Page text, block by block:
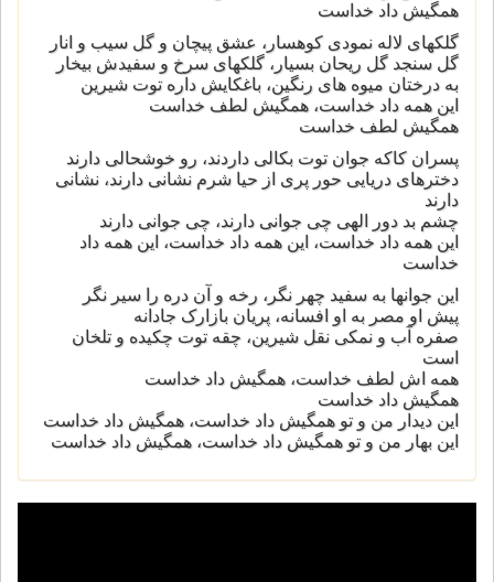
همگیش داد خداست
گلکهای لاله نمودی کوهسار، عشق پیچان و گل سیب و انار
گل سنجد گل ریحان بسیار، گلکهای سرخ و سفیدش بیخار
به درختان میوه های رنگین، باغکایش داره توت شیرین
این همه داد خداست، همگیش لطف خداست
همگیش لطف خداست
پسران کاکه جوان توت بکالی داردند، رو خوشحالی دارند
دخترهای دریایی حور پری از حیا شرم نشانی دارند، نشانی
دارند
چشم بد دور الهی چی جوانی دارند، چی جوانی دارند
این همه داد خداست، این همه داد خداست، این همه داد
خداست
این جوانها به سفید چهر نگر، رخه و آن دره را سیر نگر
پیش او مصر به او افسانه، پریان بازارک جادانه
صفره آب و نمکی نقل شیرین، چقه توت چکیده و تلخان
است
همه اش لطف خداست، همگیش داد خداست
همگیش داد خداست
این دیدار من و تو همگیش داد خداست، همگیش داد خداست
این بهار من و تو همگیش داد خداست، همگیش داد خداست